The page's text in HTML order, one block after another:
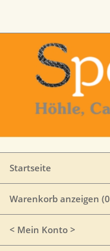
Startseite
Warenkorb anzeigen (0
< Mein Konto >